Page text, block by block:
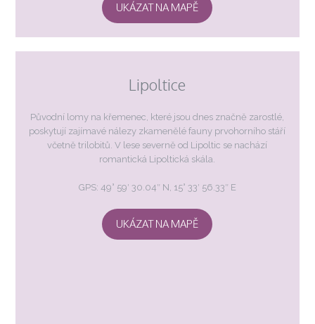
UKÁZAT NA MAPĚ
Lipoltice
Původní lomy na křemenec, které jsou dnes značně zarostlé,
poskytují zajímavé nálezy zkamenělé fauny prvohorního stáří
včetně trilobitů. V lese severně od Lipoltic se nachází
romantická Lipoltická skála.
GPS: 49° 59′ 30.04″ N, 15° 33′ 56.33″ E
UKÁZAT NA MAPĚ